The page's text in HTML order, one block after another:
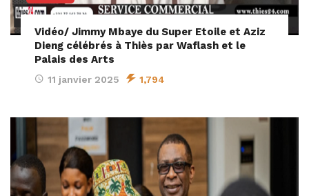
Vidéo/ Jimmy Mbaye du Super Etoile et Aziz
Dieng célébrés à Thiès par Waflash et le
Palais des Arts
11 janvier 2025 1,794